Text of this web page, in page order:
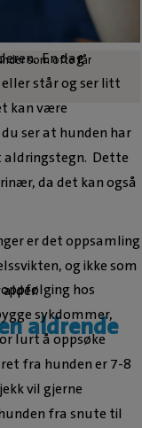
som ofte får
En dag
står og ser litt
kan være
ser at hunden har
aldringstegn. Dette
da det kan også
er det oppsamling
og ikke som
aldrende
hos
sykdommer,
lurt å oppsøke
fra hunden er 7-8
vil gjerne
fra snute til